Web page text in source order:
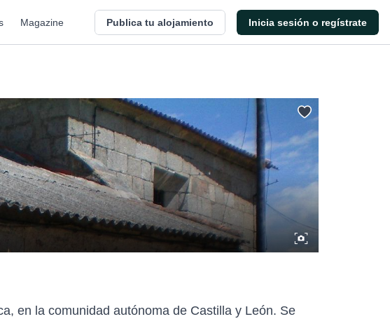
Magazine Publica tu alojamiento Inicia sesión o regístrate
en la comunidad autónoma de Castilla y León. Se